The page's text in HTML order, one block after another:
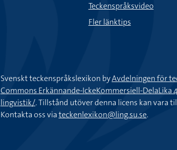
Teckenspråksvideo
Fler länktips
Svenskt teckenspråkslexikon byAvdelningen för
Commons Erkännande-IckeKommersiell-DelaLika
lingvistik/. Tillstånd utöver denna licens kan vara
Kontakta oss viateckenlexikon@ling.su.se.